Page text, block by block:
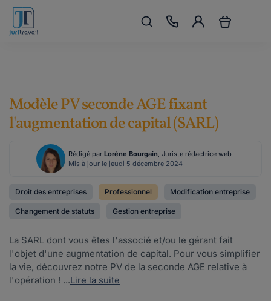
Modèle PV seconde AGE fixant
l'augmentation de capital (SARL)
Rédigé par Lorène Bourgain, Juriste rédactrice web
Mis à jour le jeudi 5 décembre 2024
Droit des entreprises Professionnel Modification entreprise
Changement de statuts Gestion entreprise
La SARL dont vous êtes l'associé et/ou le gérant fait
l'objet d'une augmentation de capital. Pour vous simplifier
la vie, découvrez notre PV de la seconde AGE relative à
l'opération ! ...Lire la suite